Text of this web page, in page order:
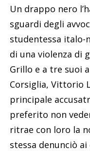
Un drappo nero
sguardi degli
studentessa italo-
di una violenza di
Grillo e a tre suoi
Corsiglia, Vittorio
principale
preferito non
ritrae con loro la
stessa denunciò